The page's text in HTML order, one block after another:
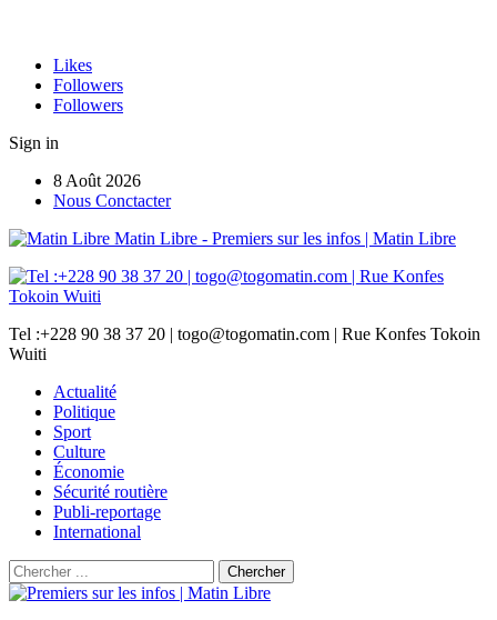
Likes
Followers
Followers
Sign in
8 Août 2026
Nous Conctacter
Matin Libre - Premiers sur les infos | Matin Libre
Tel :+228 90 38 37 20 | togo@togomatin.com | Rue Konfes Tokoin
Wuiti
Actualité
Politique
Sport
Culture
Économie
Sécurité routière
Publi-reportage
International